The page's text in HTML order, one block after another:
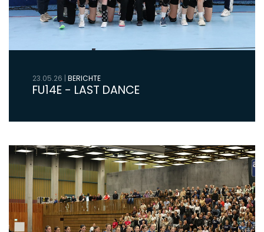
23.05.26 | BERICHTE
FU14E - LAST DANCE